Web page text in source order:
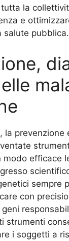
tutta la
e
salute pubblica.
la prevenzione
modo efficace
sempre
con
strumenti
i soggetti a